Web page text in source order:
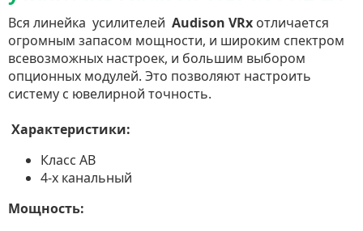
Вся линейка усилителей Audison VRx отличается
огромным запасом мощности, и широким спектром
всевозможных настроек, и большим выбором
опционных модулей. Это позволяют настроить
систему с ювелирной точность.
Характеристики:
Класс AB
4-х канальный
Мощность: